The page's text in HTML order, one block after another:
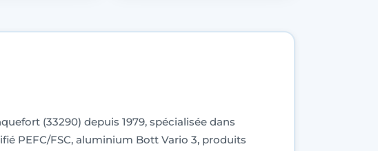
(33290) depuis 1979, spécialisée dans
PEFC/FSC, aluminium Bott Vario 3, produits